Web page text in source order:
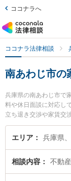
ココナラへ
ココナラ法律相談
南あわじ市の
兵庫県の南あわじ市で
料や休日面談に対応し
立ち退き交渉や家賃交
でき便利です。特にあ
ール情報や弁護士費用
夜間に発生した家賃交
家賃交渉を法律相談で
困りの相談者さんにお
エリア 兵庫県
相談内容 不動